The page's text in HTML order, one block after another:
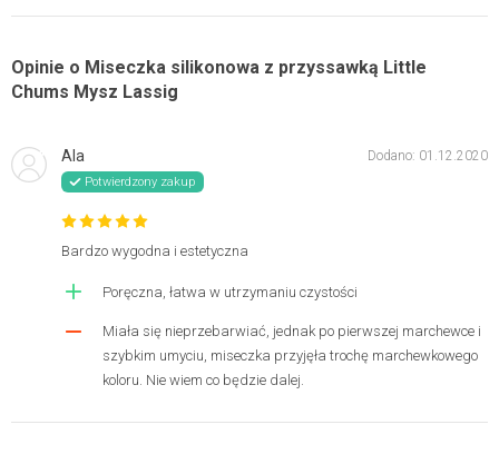
Opinie o Miseczka silikonowa z przyssawką Little
Chums Mysz Lassig
Ala Dodano: 01.12.2020
Potwierdzony zakup
Bardzo wygodna i estetyczna
Poręczna, łatwa w utrzymaniu czystości
Miała się nieprzebarwiać, jednak po pierwszej marchewce i
szybkim umyciu, miseczka przyjęła trochę marchewkowego
koloru. Nie wiem co będzie dalej.